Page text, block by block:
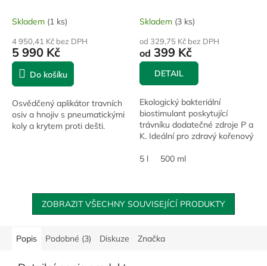
Skladem (1 ks)
4 950,41 Kč bez DPH
5 990 Kč
Do košíku
Osvědčený aplikátor travních
osiv a hnojiv s pneumatickými
koly a krytem proti dešti.
Skladem (3 ks)
od 329,75 Kč bez DPH
od 399 Kč
DETAIL
Ekologický bakteriální
biostimulant poskytující
trávníku dodatečné zdroje P a
K. Ideální pro zdravý kořenový
vůči stresovým faktorům.
5 l 500 ml
ZOBRAZIT VŠECHNY SOUVISEJÍCÍ PRODUKTY
Popis Podobné (3) Diskuze Značka